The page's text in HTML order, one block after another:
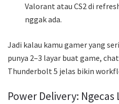
Valorant atau CS2 di
nggak ada.
Jadi kalau kamu gamer yang
punya 2–3 layar buat game,
Thunderbolt 5 jelas bikin
Power Delivery: Ngecas